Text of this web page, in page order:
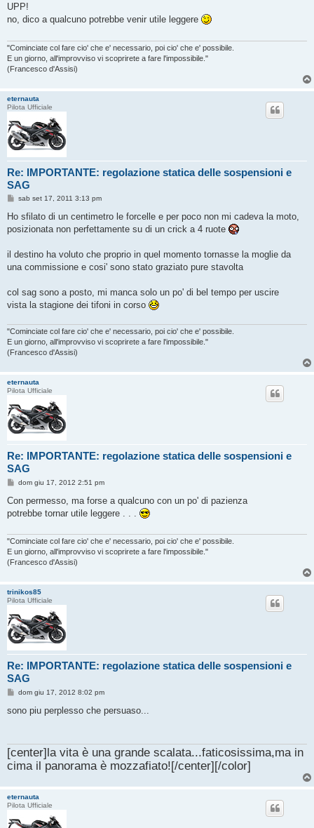
s
a
i
UPP!
no, dico a qualcuno potrebbe venir utile leggere
"Cominciate col fare cio' che e' necessario, poi cio' che e' possibile.
E un giorno, all'improvviso vi scoprirete a fare l'impossibile."
(Francesco d'Assisi)
eternauta
Pilota Ufficiale
Re: IMPORTANTE: regolazione statica delle sospensioni e
SAG
M
s
a
i
o
sab set 17, 2011 3:13 pm
Ho sfilato di un centimetro le forcelle e per poco non mi cadeva la moto,
posizionata non perfettamente su di un crick a 4 ruote
il destino ha voluto che proprio in quel momento tornasse la moglie da
una commissione e cosi' sono stato graziato pure stavolta
col sag sono a posto, mi manca solo un po' di bel tempo per uscire
vista la stagione dei tifoni in corso
"Cominciate col fare cio' che e' necessario, poi cio' che e' possibile.
E un giorno, all'improvviso vi scoprirete a fare l'impossibile."
(Francesco d'Assisi)
eternauta
Pilota Ufficiale
Re: IMPORTANTE: regolazione statica delle sospensioni e
SAG
M
s
a
i
o
dom giu 17, 2012 2:51 pm
Con permesso, ma forse a qualcuno con un po' di pazienza
potrebbe tornar utile leggere . . .
"Cominciate col fare cio' che e' necessario, poi cio' che e' possibile.
E un giorno, all'improvviso vi scoprirete a fare l'impossibile."
(Francesco d'Assisi)
trinikos85
Pilota Ufficiale
Re: IMPORTANTE: regolazione statica delle sospensioni e
SAG
M
s
i
o
dom giu 17, 2012 8:02 pm
sono piu perplesso che persuaso...
[center]la vita è una grande scalata...faticosissima,ma in
cima il panorama è mozzafiato![/center][/color]
eternauta
Pilota Ufficiale